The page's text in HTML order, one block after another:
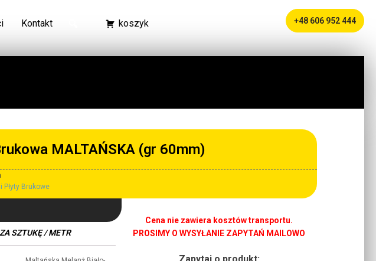
Kontakt koszyk +48 606 952 444
MALTAŃSKA (gr 60mm)
Płyty Brukowe
SZTUKĘ / METR
Cena nie zawiera kosztów transportu.
PROSIMY O WYSYŁANIE ZAPYTAŃ MAILOWO